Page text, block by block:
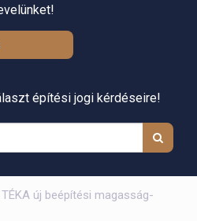
építési jogi kérdéseire!
új beépítési magasság-